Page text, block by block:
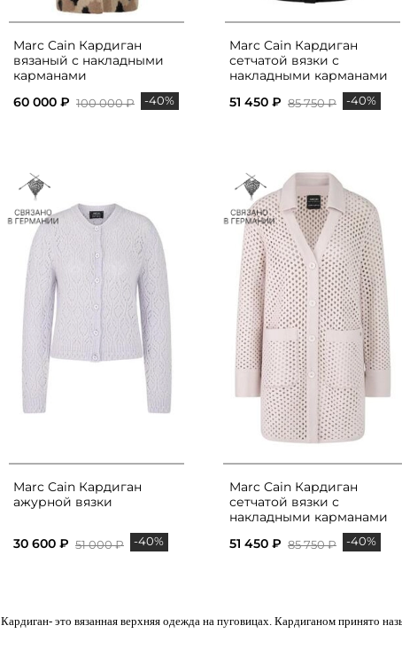
Marc Cain Кардиган
вязаный с накладными
карманами
60 000 ₽ 100 000 ₽ -40%
Marc Cain Кардиган
сетчатой вязки с
накладными карманами
51 450 ₽ 85 750 ₽ -40%
Marc Cain Кардиган
ажурной вязки
30 600 ₽ 51 000 ₽ -40%
Marc Cain Кардиган
сетчатой вязки с
накладными карманами
51 450 ₽ 85 750 ₽ -40%
Кардиган- это вязанная верхняя одежда на пуговицах. Кардиганом принято